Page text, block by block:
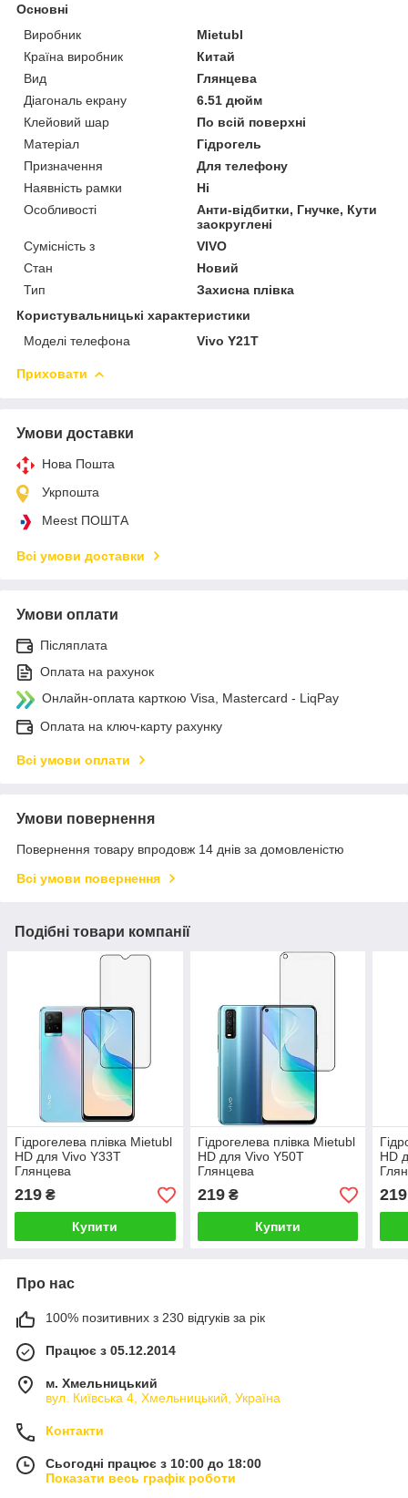
Основні
Виробник
Mietubl
Країна виробник
Китай
Вид
Глянцева
Діагональ екрану
6.51 дюйм
Клейовий шар
По всій поверхні
Матеріал
Гідрогель
Призначення
Для телефону
Наявність рамки
Ні
Особливості
Анти-відбитки, Гнучке, Кути
заокруглені
Сумісність з
VIVO
Стан
Новий
Тип
Захисна плівка
Користувальницькі характеристики
Моделі телефона
Vivo Y21T
Приховати
Умови доставки
Нова Пошта
Укрпошта
Meest ПОШТА
Всі умови доставки
Умови оплати
Післяплата
Оплата на рахунок
Онлайн-оплата карткою Visa, Mastercard - LiqPay
Оплата на ключ-карту рахунку
Всі умови оплати
Умови повернення
Повернення товару впродовж 14 днів за домовленістю
Всі умови повернення
Подібні товари компанії
Гідрогелева плівка Mietubl
HD для Vivo Y33T
Глянцева
219 ₴
Купити
Гідрогелева плівка Mietubl
HD для Vivo Y50T
Глянцева
219₴
Купити
HD
219
Про нас
100% позитивних з 230 відгуків за рік
Працює з 05.12.2014
м. Хмельницький
вул. Київська 4, Хмельницький, Україна
Контакти
Сьогодні працює з 10:00 до 18:00
Показати весь графік роботи